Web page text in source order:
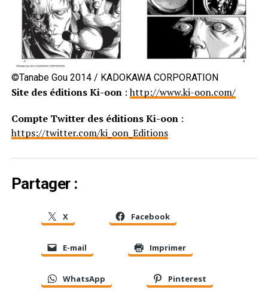
©Tanabe Gou 2014 / KADOKAWA CORPORATION
Site des éditions Ki-oon:http://www.ki-oon.com/
Compte Twitter des éditions Ki-oon:
https://twitter.com/ki_oon_Editions
Partager :
X Facebook
E-mail Imprimer
WhatsApp Pinterest